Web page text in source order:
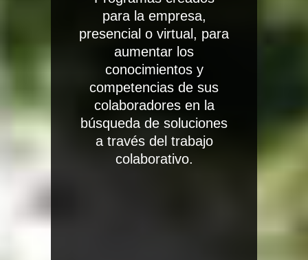
para la empresa,
presencial o virtual, para
aumentar los
conocimientos y
competencias de sus
colaboradores en la
búsqueda de soluciones
a través del trabajo
colaborativo.